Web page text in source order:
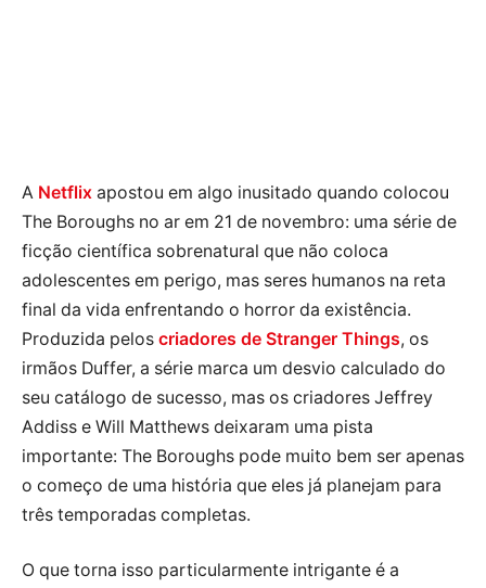
A Netflix apostou em algo inusitado quando colocou
The Boroughs no ar em 21 de novembro: uma série de
ficção científica sobrenatural que não coloca
adolescentes em perigo, mas seres humanos na reta
final da vida enfrentando o horror da existência.
Produzida pelos criadores de Stranger Things, os
irmãos Duffer, a série marca um desvio calculado do
seu catálogo de sucesso, mas os criadores Jeffrey
Addiss e Will Matthews deixaram uma pista
importante: The Boroughs pode muito bem ser apenas
o começo de uma história que eles já planejam para
três temporadas completas.
O que torna isso particularmente intrigante é a